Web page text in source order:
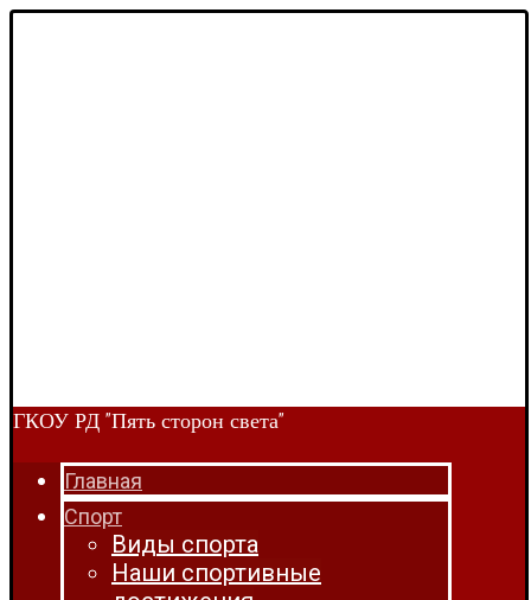
ГКОУ РД "Пять сторон света"
Главная
Спорт
Виды спорта
Наши спортивные